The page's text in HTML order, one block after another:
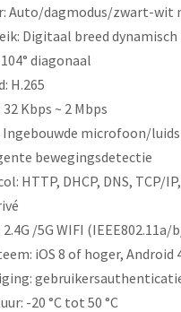
Auto/dagmodus/zwart-wit
Digitaal breed
diagonaal
H.265
Kbps ~ 2 Mbps
microfoon/
bewegingsdetectie
HTTP, DHCP, DNS, TCP/IP,
/5G WIFI
iOS 8 of hoger, Android
-20 °C tot 50 °C